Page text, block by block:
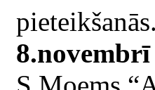
pieteikšanās.